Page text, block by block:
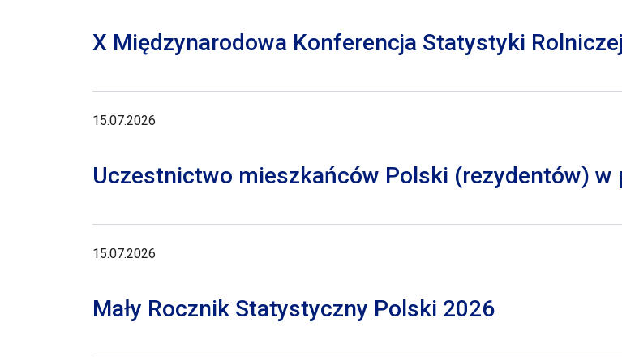
X Międzynarodowa Konferencja Statystyki
15.07.2026
Uczestnictwo mieszkańców Polski (rezydentów) w
15.07.2026
Mały Rocznik Statystyczny Polski 2026